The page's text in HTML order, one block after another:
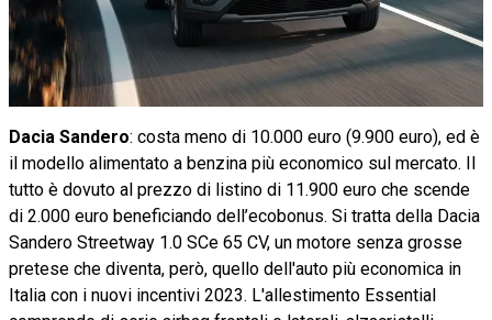
Dacia Sandero: costa meno di 10.000 euro (9.900 euro), ed è
il modello alimentato a benzina più economico sul mercato. Il
tutto è dovuto al prezzo di listino di 11.900 euro che scende
di 2.000 euro beneficiando dell’ecobonus. Si tratta della Dacia
Sandero Streetway 1.0 SCe 65 CV, un motore senza grosse
pretese che diventa, però, quello dell'auto più economica in
Italia con i nuovi incentivi 2023. L'allestimento Essential